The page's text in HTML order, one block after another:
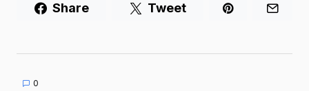
Share Tweet
0